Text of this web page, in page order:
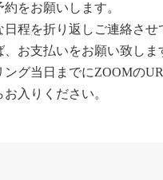
をお願いします。
程を折り返しご連絡させ
お支払いをお願い致しま
ング当日までにZOOMの
入りください。